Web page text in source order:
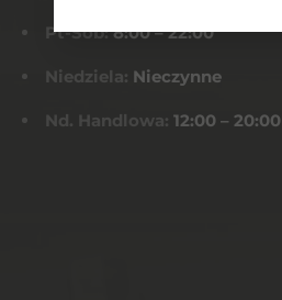
Pt-Sob:8:00 – 22:00
Niedziela: Nieczynne
Nd. Handlowa: 12:00 – 20:00